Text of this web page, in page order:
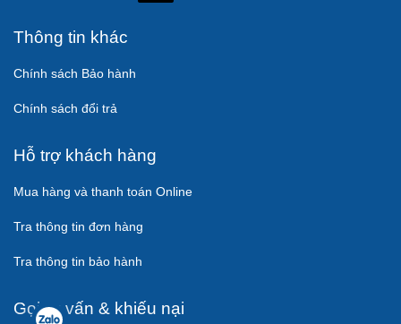
Thông tin khác
Chính sách Bảo hành
Chính sách đổi trả
Hỗ trợ khách hàng
Mua hàng và thanh toán Online
Tra thông tin đơn hàng
Tra thông tin bảo hành
Gọi tư vấn & khiếu nại